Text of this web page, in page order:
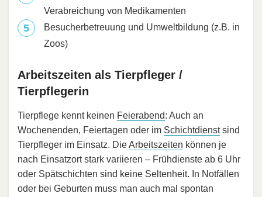
Verabreichung von Medikamenten
Besucherbetreuung und Umweltbildung (z.B. in
Zoos)
Arbeitszeiten als Tierpfleger /
Tierpflegerin
Tierpflege kennt keinen Feierabend: Auch an
Wochenenden, Feiertagen oder im Schichtdienstsind
Tierpfleger im Einsatz. DieArbeitszeiten können je
nach Einsatzort stark variieren – Frühdienste ab 6 Uhr
oder Spätschichten sind keine Seltenheit. In Notfällen
oder bei Geburten muss man auch mal spontan